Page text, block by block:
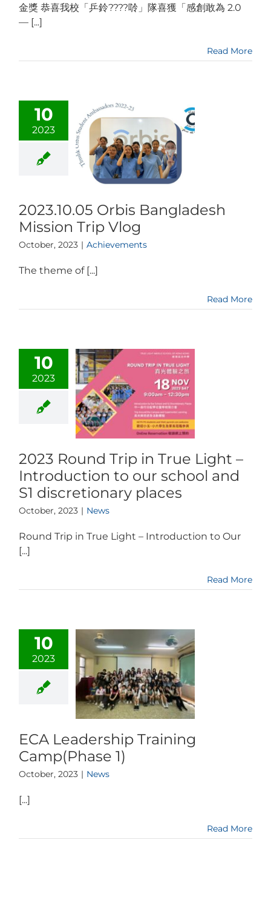
金獎 恭喜我校「乒鈴????唥」隊喜獲「感創敢為 2.0
— [...]
Read More
10
2023
2023.10.05 Orbis Bangladesh
Mission Trip Vlog
October, 2023 | Achievements
The theme of [...]
Read More
10
2023
2023 Round Trip in True Light –
Introduction to our school and
S1 discretionary places
October, 2023 | News
Round Trip in True Light – Introduction to Our
[...]
Read More
10
2023
ECA Leadership Training
Camp(Phase 1)
October, 2023 | News
[...]
Read More